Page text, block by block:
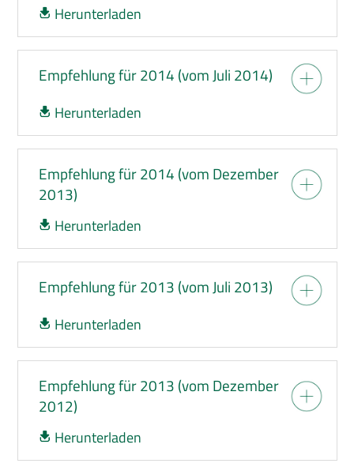
Herunterladen
Empfehlung für 2014 (vom Juli 2014)
Herunterladen
Empfehlung für 2014 (vom Dezember
2013)
Herunterladen
Empfehlung für 2013 (vom Juli 2013)
Herunterladen
Empfehlung für 2013 (vom Dezember
2012)
Herunterladen